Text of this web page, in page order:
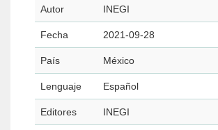
Autor INEGI
Fecha 2021-09-28
País México
Lenguaje Español
Editores INEGI